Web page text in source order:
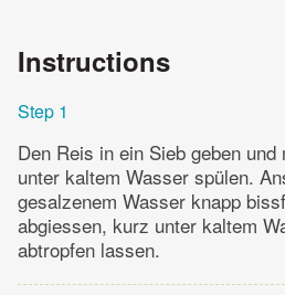
Instructions
Step 1
Den Reis in ein Sieb geben
unter kaltem Wasser spülen.
gesalzenem Wasser knapp
abgiessen, kurz unter kaltem
abtropfen lassen.